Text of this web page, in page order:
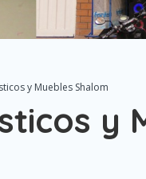
y Muebles Shalom
y